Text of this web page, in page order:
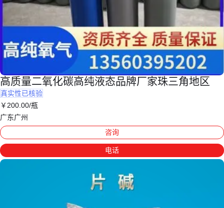
高质量二氧化碳高纯液态品牌厂家珠三角地区
真实性已核验
￥ 200 .00/瓶
广东广州
咨询
电话